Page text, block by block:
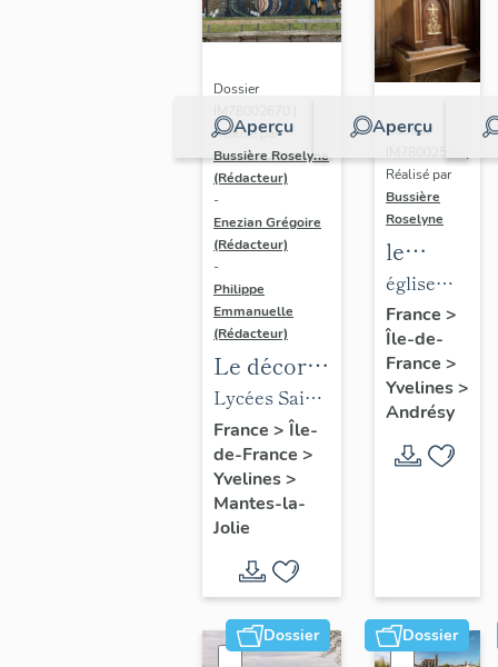
Aperçu
Dossier
IM78002670 |
Réalisé par
Bussière Roselyne
(Rédacteur)
-
Enezian Grégoire
(Rédacteur)
-
Philippe
Emmanuelle
(Rédacteur)
Le décor
des lycées
de Mantes
Lycées Saint-
Exupéry et
Jean Rostand
France > Île-
de-France >
Yvelines>
Mantes-la-
Jolie
Aperçu
Dossier
Réalisé par
Bussière
Roselyne
le
mobilier
de
l'église
Saint-
Germain-
de-
Paris
église
paroissiale
Saint-
Germain
France >
Île-de-
France >
Yvelines>
Andrésy
Dossier Dossier